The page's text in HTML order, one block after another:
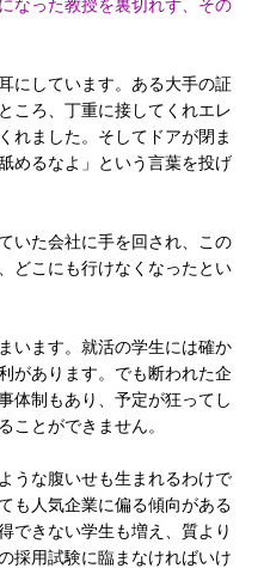
なった教授を裏切れず、その
にしています。ある大手の証
ころ、丁重に接してくれエレ
れました。そしてドアが閉ま
めるなよ」という言葉を投げ
いた会社に手を回され、この
どこにも行けなくなったとい
います。就活の学生には確か
があります。でも断われた企
体制もあり、予定が狂ってし
ことができません。
うな腹いせも生まれるわけで
も人気企業に偏る傾向がある
できない学生も増え、質より
採用試験に臨まなければいけ